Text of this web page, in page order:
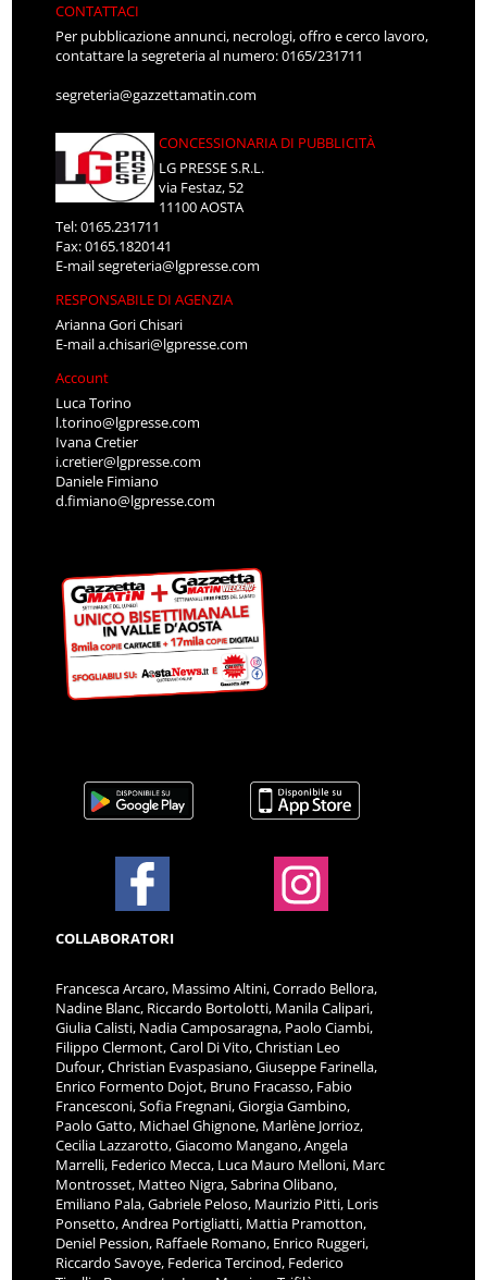
CONTATTACI
Per pubblicazione annunci, necrologi, offro e cerco lavoro,
contattare la segreteria al numero: 0165/231711
segreteria@gazzettamatin.com
CONCESSIONARIA DI PUBBLICITÀ
LG PRESSE S.R.L.
via Festaz, 52
11100 AOSTA
Tel: 0165.231711
Fax: 0165.1820141
E-mailsegreteria@lgpresse.com
RESPONSABILE DI AGENZIA
Arianna Gori Chisari
E-maila.chisari@lgpresse.com
Account
Luca Torino
l.torino@lgpresse.com
Ivana Cretier
i.cretier@lgpresse.com
Daniele Fimiano
d.fimiano@lgpresse.com
COLLABORATORI
Francesca Arcaro, Massimo Altini, Corrado Bellora,
Nadine Blanc, Riccardo Bortolotti, Manila Calipari,
Giulia Calisti, Nadia Camposaragna, Paolo Ciambi,
Filippo Clermont, Carol Di Vito, Christian Leo
Dufour, Christian Evaspasiano, Giuseppe Farinella,
Enrico Formento Dojot, Bruno Fracasso, Fabio
Francesconi, Sofia Fregnani, Giorgia Gambino,
Paolo Gatto, Michael Ghignone, Marlène Jorrioz,
Cecilia Lazzarotto, Giacomo Mangano, Angela
Marrelli, Federico Mecca, Luca Mauro Melloni, Marc
Montrosset, Matteo Nigra, Sabrina Olibano,
Emiliano Pala, Gabriele Peloso, Maurizio Pitti, Loris
Ponsetto, Andrea Portigliatti, Mattia Pramotton,
Deniel Pession, Raffaele Romano, Enrico Ruggeri,
Riccardo Savoye, Federica Tercinod, Federico